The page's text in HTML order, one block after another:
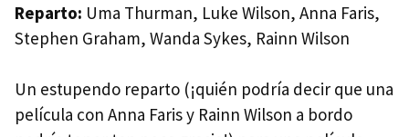
Reparto: Uma Thurman, Luke Wilson, Anna Faris,
Stephen Graham, Wanda Sykes, Rainn Wilson
Un estupendo reparto (¡quién podría decir que una
película con Anna Faris y Rainn Wilson a bordo